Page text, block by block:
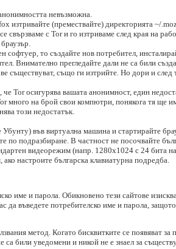
невъзможна.
изтривайте (премествайте) директорията ~/
свързваме с Tor и го изтриваме след края на
софтуер, то създайте нов потребител,
Внимателно прегледайте дали не са били
съществуват, също ги изтрийте. Но дори и след
Tor осигурява вашата анонимност, един
много на брой свои компютри, понякога тя ще
този недостатък.
във виртуална машина и стартирайте
по подразбиране. В частност не посочвайте
видеорежим (напр. 1280x1024 с 24 бита на
настроите българска клавиатурна подредба.
име и парола. Обикновено тези сайтове
да въведете потребителско име и парола,
метод. Когато бисквитките се появяват за
били уведомени и никой не е знаел за